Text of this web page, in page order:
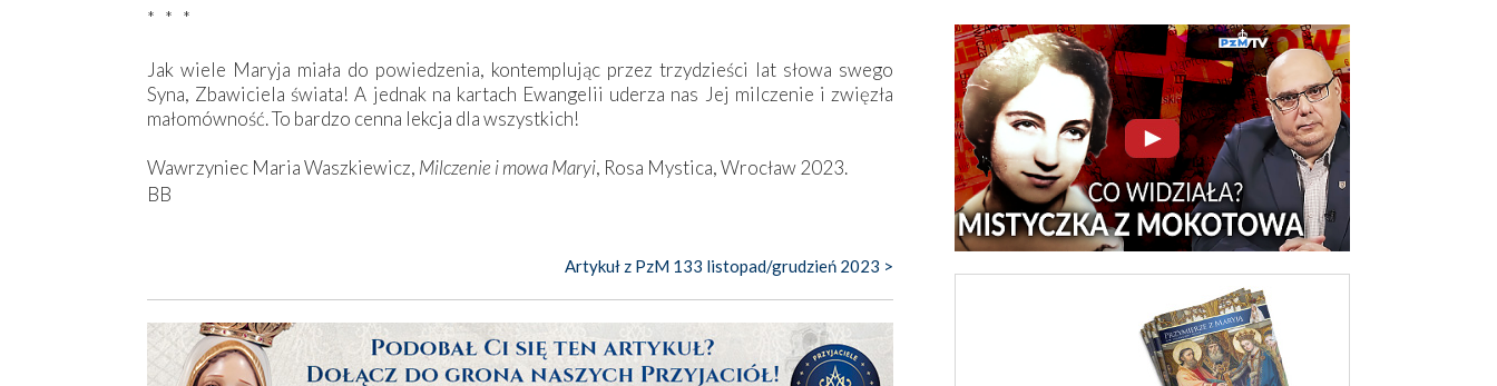
* * *
Jak wiele Maryja miała do powiedzenia, kontemplując przez trzydzieści lat słowa swego
Syna, Zbawiciela świata! A jednak na kartach Ewangelii uderza nas Jej milczenie i zwięzła
małomówność. To bardzo cenna lekcja dla wszystkich!
Wawrzyniec Maria Waszkiewicz, Milczenie i mowa Maryi, Rosa Mystica, Wrocław 2023.
BB
Artykuł z PzM 133 listopad/grudzień 2023 >